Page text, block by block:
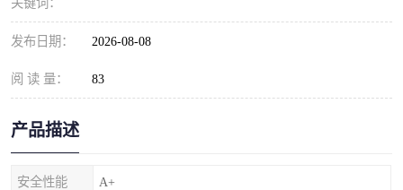
发布日期： 2026-08-08
阅 读 量： 83
产品描述
安全性能 A+